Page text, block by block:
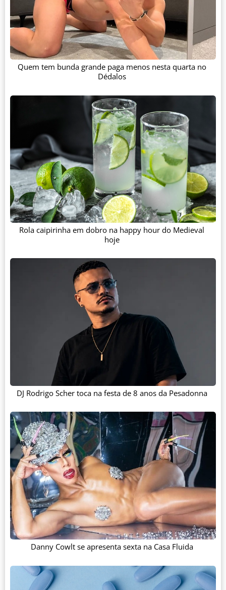
Quem tem bunda grande paga menos nesta quarta no
Dédalos
Rola caipirinha em dobro na happy hour do Medieval
hoje
DJ Rodrigo Scher toca na festa de 8 anos da Pesadonna
Danny Cowlt se apresenta sexta na Casa Fluida